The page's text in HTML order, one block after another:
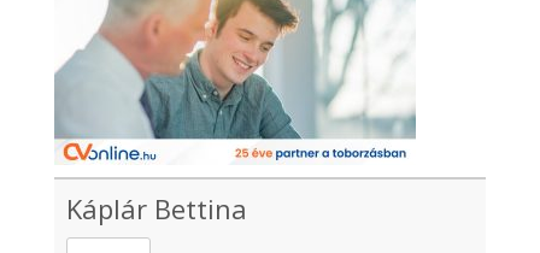
Káplár Bettina